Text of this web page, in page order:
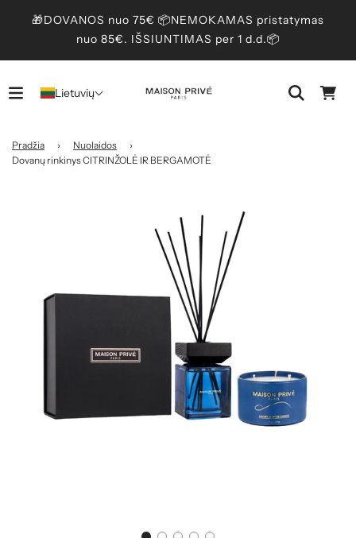
🎁DOVANOS nuo 75€ 📦NEMOKAMAS pristatymas
nuo 85€. IŠSIUNTIMAS per 1 d.d.📦
Lietuvių
Pradžia › Nuolaidos
›
Dovanų rinkinys CITRINŽOLĖ IR BERGAMOTĖ